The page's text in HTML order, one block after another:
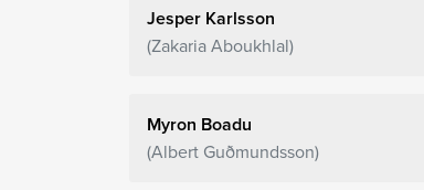
Jesper Karlsson
Zakaria Aboukhlal
Myron Boadu
Albert Guðmundsson